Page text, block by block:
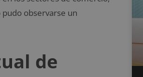
observarse un
de